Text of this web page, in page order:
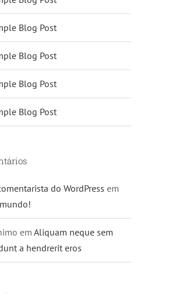
Blog Post
Blog Post
Blog Post
Blog Post
do WordPress em
em Aliquam neque sem
a hendrerit eros